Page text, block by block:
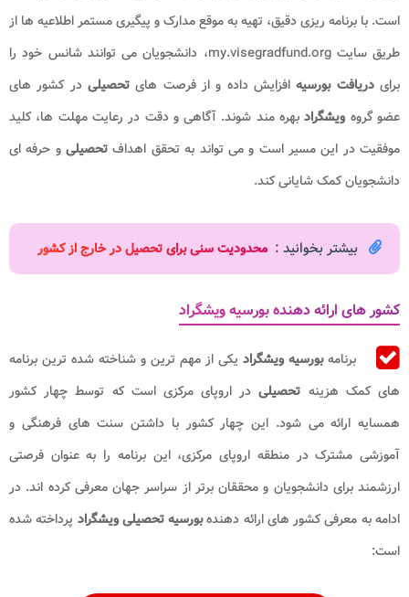
است. با برنامه ‌ریزی دقیق، تهیه به موقع مدارک و پیگیری مستمر اطلاعیه ‌ها از
طریق سایت my.visegradfund.org، دانشجویان می‌ توانند شانس خود را
برایدریافت بورسیهافزایش داده و از فرصت‌ های تحصیلی در کشور های
عضو گروه ویشگرادبهره ‌مند شوند. آگاهی و دقت در رعایت مهلت‌ ها، کلید
موفقیت در این مسیر است و می‌ تواند به تحقق اهداف تحصیلیو حرفه ‌ای
دانشجویان کمک شایانی کند.
بیشتر بخوانید : محدودیت سنی برای تحصیل در خارج از کشور
کشور های ارائه دهنده بورسیه ویشگراد
برنامهبورسیه ویشگراد یکی از مهم ‌ترین و شناخته‌ شده ‌ترین برنامه
‌های کمک‌ هزینه تحصیلیدر اروپای مرکزی است که توسط چهار کشور
همسایه ارائه می ‌شود. این چهار کشور با داشتن سنت‌ های فرهنگی و
آموزشی مشترک در منطقه اروپای مرکزی، این برنامه را به عنوان فرصتی
ارزشمند برای دانشجویان و محققان برتر از سراسر جهان معرفی کرده ‌اند. در
ادامه به معرفی کشور های ارائه دهندهبورسیه تحصیلی ویشگراد پرداخته شده
است: